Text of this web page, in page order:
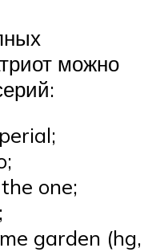
можно
one;
garden (hg,